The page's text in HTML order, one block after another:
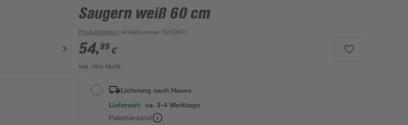
Saugern weiß 60 cm
Produktdetails | Artikelnummer: 5240807
54,99 €
inkl. 19% MwSt.
Lieferung nach Hause
Lieferzeit: ca. 3-4 Werktage
Paketversand